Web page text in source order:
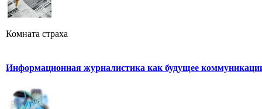
Комната страха
Информационная журналистика как будущее